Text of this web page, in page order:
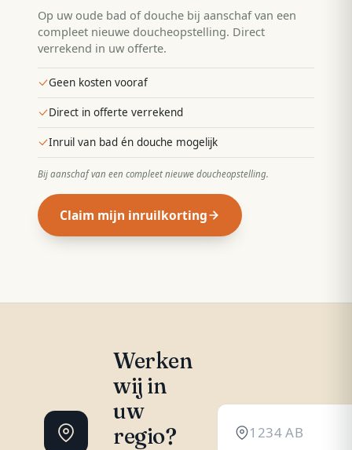
Op uw oude bad of douche bij aanschaf van een
compleet nieuwe doucheopstelling. Direct
verrekend in uw offerte.
Geen kosten vooraf
Direct in offerte verrekend
Inruil van bad én douche mogelijk
Bij aanschaf van een compleet nieuwe doucheopstelling.
Claim mijn inruilkorting
Werken
wij in
uw
regio?